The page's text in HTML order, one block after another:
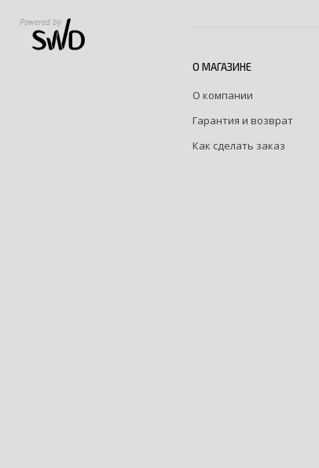
Powered by
О МАГАЗИНЕ
О компании
Гарантия и возврат
Как сделать заказ